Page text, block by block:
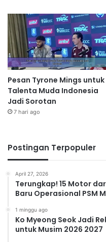
Pesan Tyrone Mings untuk
Talenta Muda Indonesia
Jadi Sorotan
7 hari ago
Postingan Terpopuler
April 27, 2026
Terungkap! 15 Motor
Baru Operasional PSM
1 minggu ago
Ko Myeong Seok Jadi
untuk Musim 2026 2027